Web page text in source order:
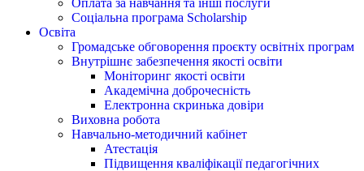
Оплата за навчання та інші послуги
Соціальна програма Scholarship
Освіта
Громадське обговорення проєкту освітніх програм
Внутрішнє забезпечення якості освіти
Моніторинг якості освіти
Академічна доброчесність
Електронна скринька довіри
Виховна робота
Навчально-методичний кабінет
Атестація
Підвищення кваліфікації педагогічних